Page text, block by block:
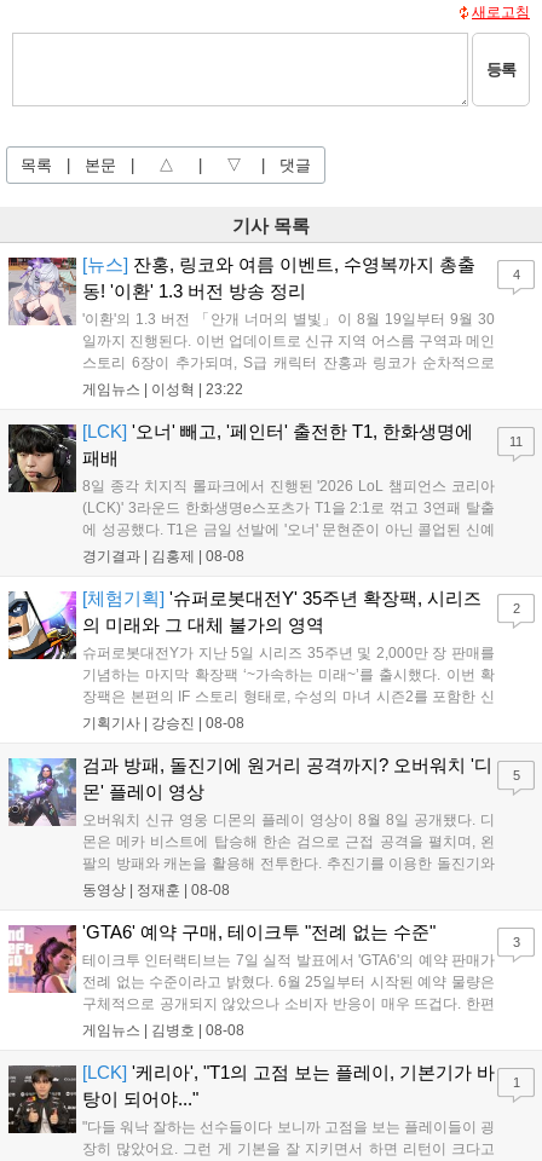
새로고침
등록
목록 본문 △ ▽ 댓글
기사 목록
[뉴스] 잔홍, 링코와 여름 이벤트, 수영복까지 총출
동! '이환' 1.3 버전 방송 정리
'이환'의 1.3 버전 「안개 너머의 별빛」이 8월 19일부터 9월 30
일까지 진행된다. 이번 업데이트로 신규 지역 어스름 구역과 메인
스토리 6장이 추가되며, S급 캐릭터 잔홍과 링코가 순차적으로
등장한다. 여름 시즌을 맞아 비치발리볼, 수상 오토바이 등 다채
의성도 강화된다. 8월 11일까지 사용 가능한 교환 코드 3종이 제
공되며, 상세 일정은 공식 채널을 통해 확인할 수 있다....
게임뉴스 | 이성혁 23:22
4
[LCK] '오너' 빼고, '페인터' 출전한 T1, 한화생명에
패배
8일 종각 치지직 롤파크에서 진행된 '2026 LoL 챔피언스 코리아
(LCK)' 3라운드 한화생명e스포츠가 T1을 2:1로 꺾고 3연패 탈출
에 성공했다. T1은 금일 선발에 '오너' 문현준이 아닌 콜업된 신예
'페인터' 김은후를 투입했지만, 결국 1:2로 패배하고 말았다. T1은
을 빼냈다....
경기결과 | 김홍제 08-08
11
[체험기획] '슈퍼로봇대전Y' 35주년 확장팩, 시리즈
의 미래와 그 대체 불가의 영역
슈퍼로봇대전Y가 지난 5일 시리즈 35주년 및 2,000만 장 판매를
기념하는 마지막 확장팩 ‘~가속하는 미래~’를 출시했다. 이번 확
장팩은 본편의 IF 스토리 형태로, 수성의 마녀 시즌2를 포함한 신
규 참전작과 크로스오버 합체기를 선보이며 작품을 완결 짓는다.
하는 몰입감 있는 서사와 조합을 구현하며 시리즈의 미래를 향한
새로운 가능성을 제시했다....
기획기사 | 강승진 08-08
2
검과 방패, 돌진기에 원거리 공격까지? 오버워치 '디
몬' 플레이 영상
오버워치 신규 영웅 디몬의 플레이 영상이 8월 8일 공개됐다. 디
몬은 메카 비스트에 탑승해 한손 검으로 근접 공격을 펼치며, 왼
팔의 방패와 캐논을 활용해 전투한다. 추진기를 이용한 돌진기와
참격 형태의 궁극기를 보유했고, 메카 파괴 시 맨몸으로 기관총을
산의 영웅들 업데이트를 통해 정식 출시될 예정이다....
동영상 | 정재훈 08-08
5
'GTA6' 예약 구매, 테이크투 "전례 없는 수준"
테이크투 인터랙티브는 7일 실적 발표에서 'GTA6'의 예약 판매가
전례 없는 수준이라고 밝혔다. 6월 25일부터 시작된 예약 물량은
구체적으로 공개되지 않았으나 소비자 반응이 매우 뜨겁다. 한편
11월 19일 PS5와 Xbox 시리즈 X|S로 정식 출시될 예정이며, 록
상 'Grand Theft Auto VI: An Extended Look'을 최초 공개할 계획
이다....
게임뉴스 | 김병호 08-08
3
[LCK] '케리아', "T1의 고점 보는 플레이, 기본기가 바
탕이 되어야..."
"다들 워낙 잘하는 선수들이다 보니까 고점을 보는 플레이들이 굉
장히 많았어요. 그런 게 기본을 잘 지키면서 하면 리턴이 크다고
1